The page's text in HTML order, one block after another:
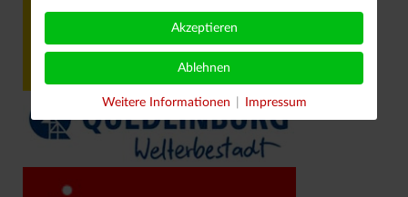
Akzeptieren
Ablehnen
Weitere Informationen Impressum